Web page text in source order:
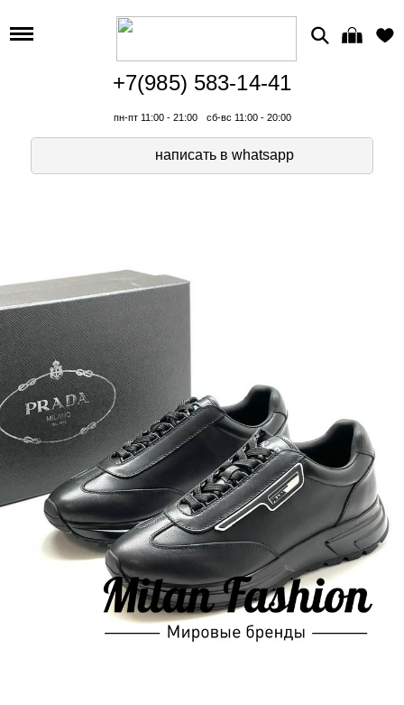
+7(985) 583-14-41
пн-пт 11:00 - 21:00 сб-вс 11:00 - 20:00
написать в whatsapp